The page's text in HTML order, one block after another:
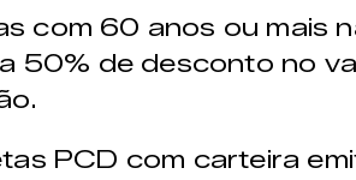
com 60 anos ou mais
50% de desconto no
PCD com carteira